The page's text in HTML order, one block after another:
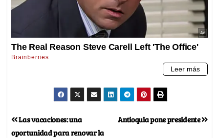
Antioquia pone presidente
Las vacaciones: una
oportunidad para renovar la